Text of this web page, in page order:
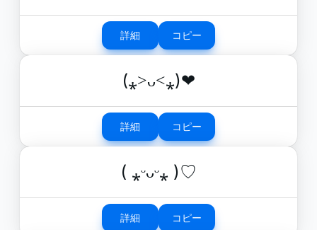
詳細 コピー
(⁎˃ᴗ˂⁎)❤︎
詳細 コピー
( ⁎ᵕᴗᵕ⁎ )♡
詳細 コピー